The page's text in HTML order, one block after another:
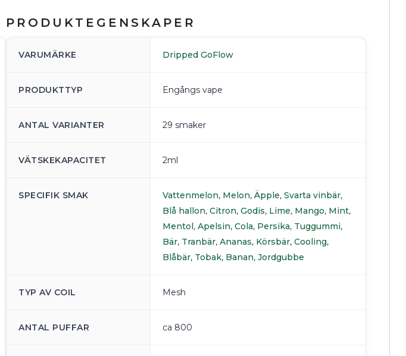
PRODUKTEGENSKAPER
VARUMÄRKE Dripped GoFlow
PRODUKTTYP Engångs vape
ANTAL VARIANTER 29 smaker
VÄTSKEKAPACITET 2ml
SPECIFIK SMAK Vattenmelon, Melon,Äpple, Svarta vinbär,
Blå hallon, Citron, Godis, Lime, Mango, Mint,
Mentol, Apelsin, Cola, Persika, Tuggummi,
Bär, Tranbär, Ananas, Körsbär, Cooling,
Blåbär, Tobak, Banan, Jordgubbe
TYP AV COIL Mesh
ANTAL PUFFAR ca 800